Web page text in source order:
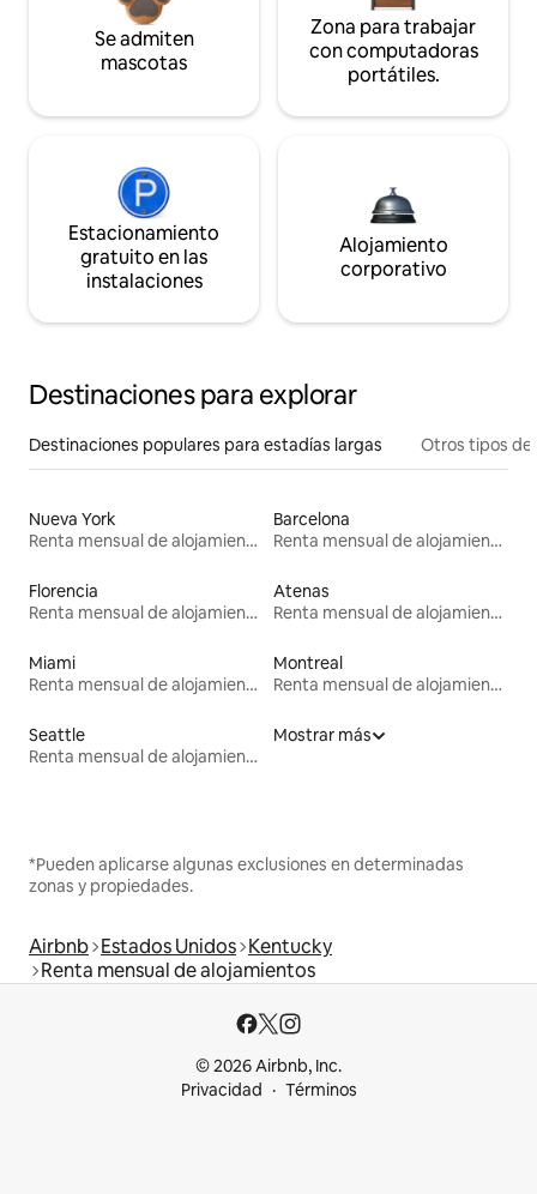
Se admiten
mascotas
Zona para trabajar
con computadoras
portátiles.
Estacionamiento
gratuito en las
instalaciones
Alojamiento
corporativo
Destinaciones para explorar
Destinaciones populares para estadías largas Otros tipos de
Nueva York
Renta mensual de alojamientos
Barcelona
Renta mensual de alojamientos
Florencia
Renta mensual de alojamientos
Atenas
Renta mensual de alojamientos
Miami
Renta mensual de alojamientos
Montreal
Renta mensual de alojamientos
Seattle
Renta mensual de alojamientos
Mostrar más
*Pueden aplicarse algunas exclusiones en determinadas
zonas y propiedades.
Airbnb Estados Unidos Kentucky
Renta mensual de alojamientos
© 2026 Airbnb, Inc.
Privacidad
Términos